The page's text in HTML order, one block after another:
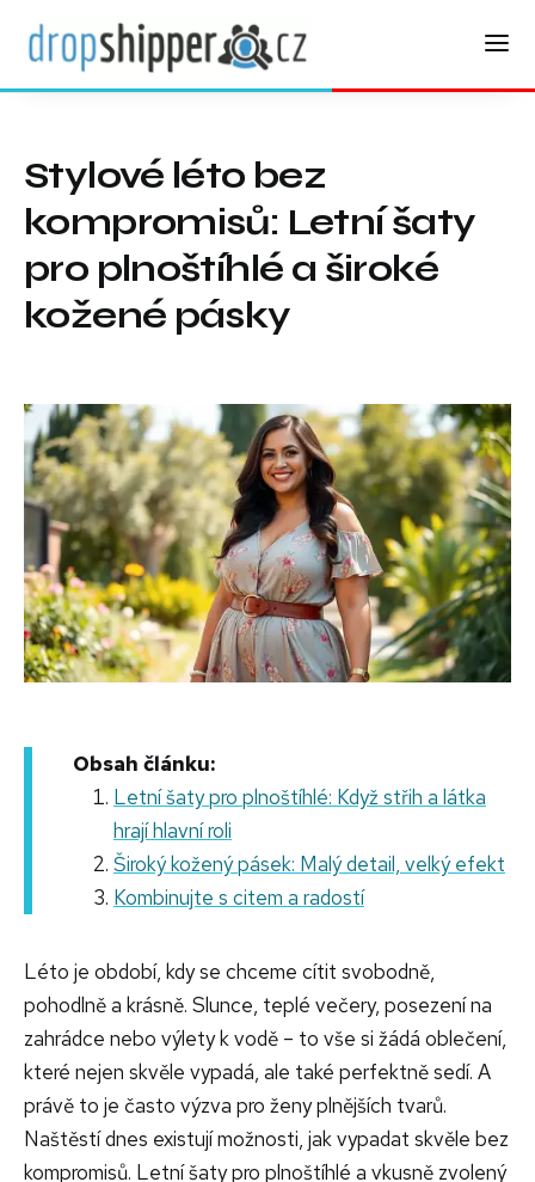
Stylové léto bez
kompromisů: Letní šaty
pro plnoštíhlé a široké
kožené pásky
Obsah článku:
Letní šaty pro plnoštíhlé: Když střih a látka
hrají hlavní roli
Široký kožený pásek: Malý detail, velký efekt
Kombinujte s citem a radostí
Léto je období, kdy se chceme cítit svobodně,
pohodlně a krásně. Slunce, teplé večery, posezení na
zahrádce nebo výlety k vodě – to vše si žádá oblečení,
které nejen skvěle vypadá, ale také perfektně sedí. A
právě to je často výzva pro ženy plnějších tvarů.
Naštěstí dnes existují možnosti, jak vypadat skvěle bez
kompromisů. Letní šaty pro plnoštíhlé a vkusně zvolený